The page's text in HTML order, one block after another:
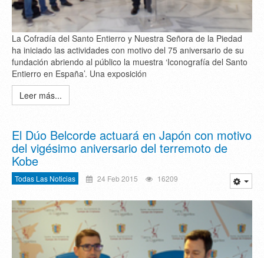
La Cofradía del Santo Entierro y Nuestra Señora de la Piedad
ha iniciado las actividades con motivo del 75 aniversario de su
fundación abriendo al público la muestra ‘Iconografía del Santo
Entierro en España’. Una exposición
Leer más...
El Dúo Belcorde actuará en Japón con motivo
del vigésimo aniversario del terremoto de
Kobe
Todas Las Noticias 24 Feb 2015 16209